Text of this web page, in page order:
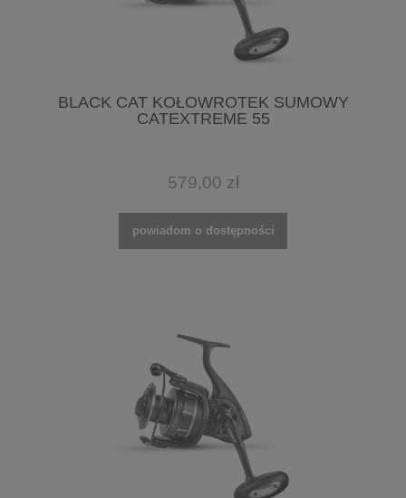
BLACK CAT KOŁOWROTEK SUMOWY
CATEXTREME 55
579,00 zł
powiadom o dostępności